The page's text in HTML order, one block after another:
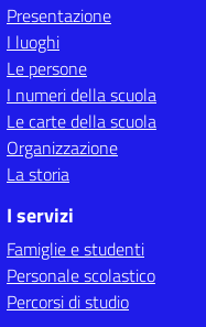
Presentazione
I luoghi
Le persone
I numeri della scuola
Le carte della scuola
Organizzazione
La storia
I servizi
Famiglie e studenti
Personale scolastico
Percorsi di studio